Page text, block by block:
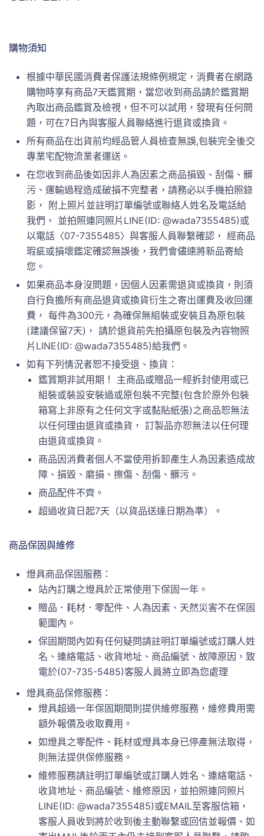
購物須知
根據中華民國消費者保護法規條例規定，消費者在網路
購物時享有商品7天鑑賞期，當您收到商品請於鑑賞期
內取出商品鑑賞及檢視，但不可以試用，發現有任何問
題，可在7日內與客服人員聯絡進行退貨或換貨。
所有商品在出貨前均經品管人員檢查無誤,包裝完全後交
專業宅配物流業者運送。
在您收到商品後如因非人為因素之商品損毀、刮傷、髒
污、運輸過程造成破損不完整者，請務必以手機拍照錄
影， 附上照片並註明訂單編號或聯絡人姓名及電話給
我們， 並拍照連同照片LINE(ID: @wada7355485)或
以電話〈07-7355485〉與客服人員聯繫確認， 經商品
瑕疵或損壞鑑定確認無誤後，我們會儘速將新品寄給
您。
如果商品本身沒問題，因個人因素需退貨或換貨，則須
自行負擔所有商品退貨或換貨衍生之寄出運費及收回運
費， 每件為300元，為確保無組裝或安裝且為原包裝
(建議保留7天)， 請於退貨前先拍攝原包裝及內容物照
片LINE(ID: @wada7355485)給我們。
如有下列情況者恕不接受退、換貨：
鑑賞期非試用期！ 主商品或贈品一經拆封使用或已
組裝或裝設安裝過或原包裝不完整(包含於原外包裝
箱寫上非原有之任何文字或黏貼紙張)之商品恕無法
以任何理由退貨或換貨， 訂製品亦恕無法以任何理
由退貨或換貨。
商品因消費者個人不當使用拆卸產生人為因素造成故
障、損毀、磨損、擦傷、刮傷、髒污。
商品配件不齊。
超過收貨日起7天（以貨品送達日期為準）。
商品保固與維修
燈具商品保固服務：
站內訂購之燈具於正常使用下保固一年。
贈品．耗材．零配件、人為因素、天然災害不在保固
範圍內。
保固期間內如有任何疑問請註明訂單編號或訂購人姓
名、連絡電話、收貨地址、商品編號、故障原因，致
電於(07-735-5485)客服人員將立即為您處理
燈具商品保修服務：
燈具超過一年保固期間則提供維修服務，維修費用需
額外報價及收取費用。
如燈具之零配件、耗材或燈具本身已停產無法取得，
則無法提供保修服務。
維修服務請註明訂單編號或訂購人姓名、連絡電話、
收貨地址、商品編號、維修原因，並拍照連同照片
LINE(ID: @wada7355485)或EMAIL至客服信箱，
客服人員收到將於收到後主動聯繫或回信並報價、如